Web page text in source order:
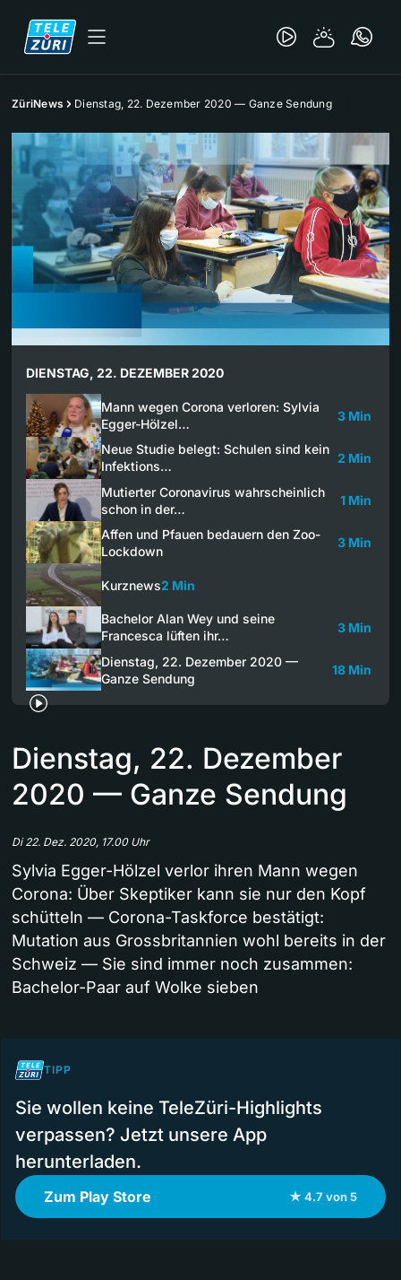
ZüriNews Dienstag, 22. Dezember 2020 — Ganze Sendung
DIENSTAG, 22. DEZEMBER 2020
Mann wegen Corona verloren: Sylvia
Egger-Hölzel…
3 Min
Neue Studie belegt: Schulen sind kein
Infektions…
2 Min
Mutierter Coronavirus wahrscheinlich
schon in der…
1 Min
Affen und Pfauen bedauern den Zoo-
Lockdown
3 Min
Kurznews2 Min
Bachelor Alan Wey und seine
Francesca lüften ihr…
3 Min
Dienstag, 22. Dezember 2020 —
Ganze Sendung
18 Min
Dienstag, 22. Dezember
2020 — Ganze Sendung
Di 22. Dez. 2020, 17.00 Uhr
Sylvia Egger-Hölzel verlor ihren Mann wegen
Corona: Über Skeptiker kann sie nur den Kopf
schütteln — Corona-Taskforce bestätigt:
Mutation aus Grossbritannien wohl bereits in der
Schweiz — Sie sind immer noch zusammen:
Bachelor-Paar auf Wolke sieben
TIPP
Sie wollen keine TeleZüri-Highlights
verpassen? Jetzt unsere App
herunterladen.
Zum Play Store ★ 4.7 von 5